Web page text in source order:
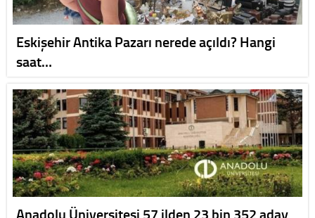
Eskişehir Antika Pazarı nerede açıldı? Hangi
saat…
Anadolu Üniversitesi 57 ilden 23 bin 352 aday